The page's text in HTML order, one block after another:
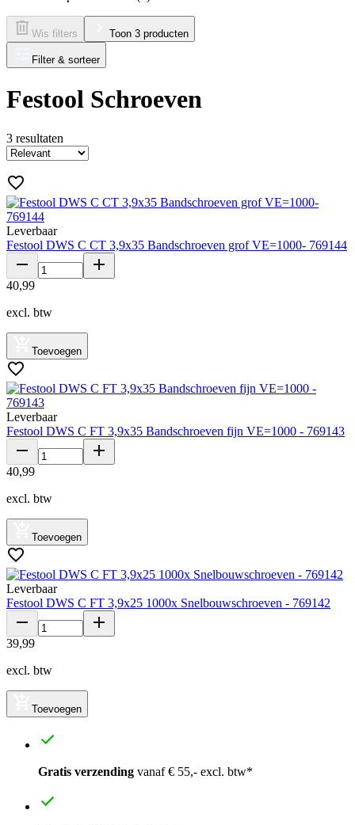
Wis filters Toon 3 producten
Filter & sorteer
Festool Schroeven
3 resultaten
Leverbaar
Festool DWS C CT 3,9x35 Bandschroeven grof VE=1000- 769144
40,99
excl. btw
Toevoegen
Leverbaar
Festool DWS C FT 3,9x35 Bandschroeven fijn VE=1000 - 769143
40,99
excl. btw
Toevoegen
Leverbaar
Festool DWS C FT 3,9x25 1000x Snelbouwschroeven - 769142
39,99
excl. btw
Toevoegen
Gratis verzending vanaf € 55,- excl. btw*